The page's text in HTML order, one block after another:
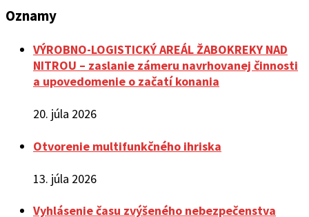
Oznamy
VÝROBNO-LOGISTICKÝ AREÁL ŽABOKREKY NAD
NITROU – zaslanie zámeru navrhovanej činnosti
a upovedomenie o začatí konania
20. júla 2026
Otvorenie multifunkčného ihriska
13. júla 2026
Vyhlásenie času zvýšeného nebezpečenstva